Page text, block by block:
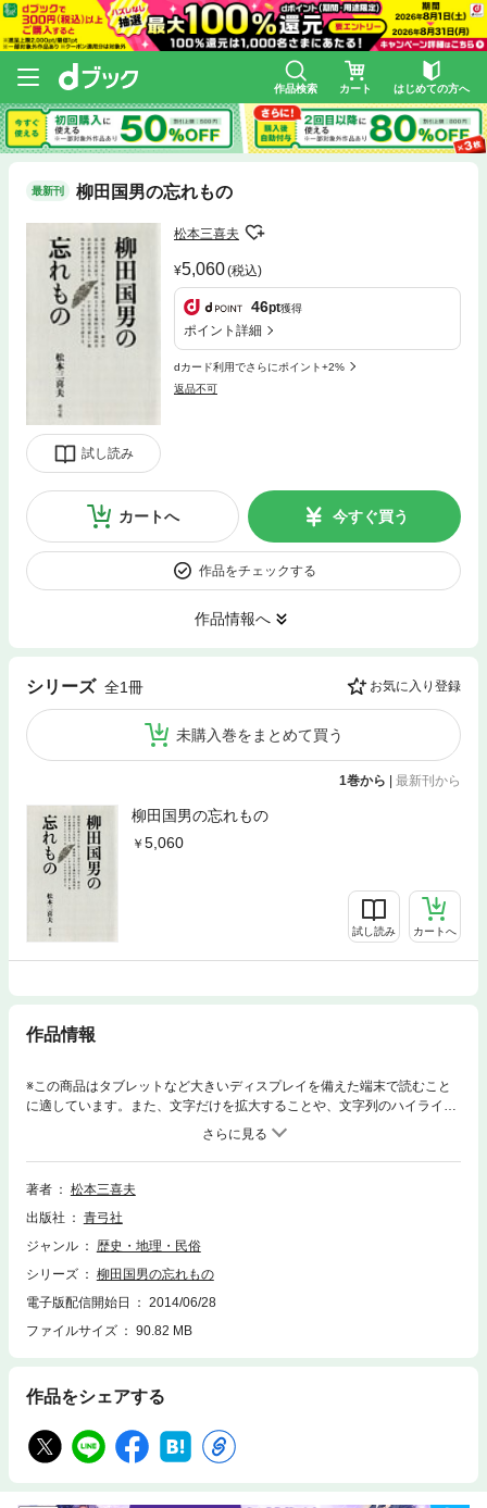
作品検索 カート はじめての方へ
最新刊 柳田国男の忘れもの
試し読み
松本三喜夫
5,060(税込)
46pt獲得
ポイント詳細
dカード利用でさらにポイント+2%
返品不可
カートへ 今すぐ買う
作品をチェックする
作品情報へ
シリーズ 全1冊 お気に入り登録
未購入巻をまとめて買う
1巻から 最新刊から
柳田国男の忘れもの
5,060
試し読み カートへ
作品情報
※この商品はタブレットなど大きいディスプレイを備えた端末で読むこと
に適しています。また、文字だけを拡大することや、文字列のハイライ
ト、検索、辞書の参照、引用などの機能が使用できません。柳田国男を確
立された像として読むのではなく、彼の作品と対峙する方法で、帰納的と
される柳田の学問的方法が直感的でもあり、いかに未完成で新しい挑戦を
めざしたものであったのかを立証する。
著者
松本三喜夫
出版社
青弓社
ジャンル
歴史・地理・民俗
シリーズ
柳田国男の忘れもの
電子版配信開始日
2014/06/28
ファイルサイズ
90.82 MB
作品をシェアする